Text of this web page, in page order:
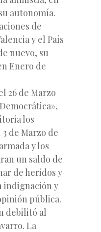
autonomía.
de
y el País
nuevo, su
Enero de
26 de Marzo
los
de Marzo de
y los
un saldo de
de heridos y
indignación y
pública.
debilitó al
La